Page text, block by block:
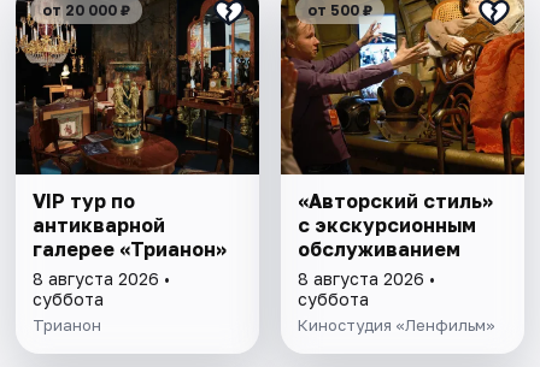
от 20 000 ₽
VIP тур по
антикварной
галерее «Трианон»
8 августа 2026 •
суббота
Трианон
от 500 ₽
«Авторский стиль»
с экскурсионным
обслуживанием
8 августа 2026 •
суббота
Киностудия «Ленфильм»